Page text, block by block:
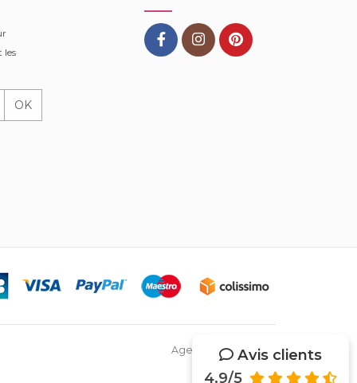
Avis clients
4.9/5
les
OK
Agence Web Netsys